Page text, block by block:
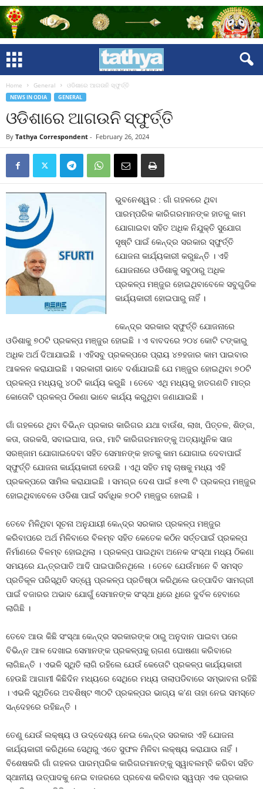
Home General ଓଡିଶାରେ ଆଗଉନି ସ୍ଫୁର୍ତ୍ତି
NEWS IN ODIA GENERAL
ଓଡିଶାରେ ଆଗଉନି ସ୍ଫୁର୍ତ୍ତି
By Tathya Correspondent - February 26, 2024
ଭୁବନେଶ୍ୱର : ଗାଁ ଗହଳରେ ଥିବା
ପାରମ୍ପରିକ କାରିଗରମାନଙ୍କ ହାତକୁ କାମ
ଯୋଗାଇବା ସହିତ ଅଧିକ ନିଯୁକ୍ତି ସୁଯୋଗ
ସୃଷ୍ଟି ପାଇଁ କେନ୍ଦ୍ର ସରକାର ସ୍ଫୁର୍ତ୍ତି
ଯୋଜନା କାର୍ଯ୍ୟକାରୀ କରୁଛନ୍ତି । ଏହି
ଯୋଜନାରେ ଓଡିଶାକୁ ସବୁଠାରୁ ଅଧିକ
ପ୍ରକଳ୍ପ ମଞ୍ଜୁର ହୋଇଥିବାବେଳେ ସବୁଗୁଡିକ
କାର୍ଯ୍ୟକାରୀ ହୋଇପାରୁ ନାହିଁ ।
କେନ୍ଦ୍ର ସରକାର ସ୍ଫୁର୍ତ୍ତି ଯୋଜନାରେ
ଓଡିଶାକୁ ୭୦ଟି ପ୍ରକଳ୍ପ ମଞ୍ଜୁର ହୋଇଛି । ଏ ବାବଦରେ ୨୦୪ କୋଟି ଟଙ୍କାରୁ
ଅଧିକ ଅର୍ଥ ଦିଆଯାଇଛି । ଏହିସବୁ ପ୍ରକଳ୍ପରେ ପ୍ରାୟ ୪୭ହଜାର କାମ ପାଇବାର
ଆକଳନ କରାଯାଇଛି । ସରକାରୀ ଭାବେ ଦର୍ଶାଯାଇଛି ଯେ ମଞ୍ଜୁର ହୋଇଥିବା ୭୦ଟି
ପ୍ରକଳ୍ପ ମଧ୍ୟରୁ ୪୦ଟି କାର୍ଯ୍ୟ କରୁଛି । ତେବେ ଏଥି ମଧ୍ୟରୁ ହାତଗଣତି ମାତ୍ର
କୋତୋଟି ପ୍ରକଳ୍ପ ଠିକଣା ଭାବେ କାର୍ଯ୍ୟ କରୁଥିବା ଜଣାଯାଇଛି ।
ଗାଁ ଗହଳରେ ଥିବା ବିଭିନ୍ନ ପ୍ରକାର କାରିଗର ଯଥା ବାଉଁଶ, ଲାଖ, ପିତ୍ତଳ, ଶିଙ୍ଗ,
କତା, ତାରକସି, ସବାଇଘାସ, ଜଉ, ମାଟି କାରିଗରମାନଙ୍କୁ ଅତ୍ୟାଧୁନିକ ସାଜ
ସରଞ୍ଜାମ ଯୋଗାଇଦେବା ସହିତ ସେମାନଙ୍କ ହାତକୁ କାମ ଯୋଗାଇ ଦେବାପାଇଁ
ସ୍ଫୁର୍ତ୍ତି ଯୋଜନା କାର୍ଯ୍ୟକାରୀ ହେଉଛି । ଏଥି ସହିତ ମହୁ ଚାଷକୁ ମଧ୍ୟ ଏହି
ପ୍ରକଳ୍ପରେ ସାମିଲ କରାଯାଇଛି । ସମଗ୍ର ଦେଶ ପାଇଁ ୫୧୩ ଟି ପ୍ରକଳ୍ପ ମଞ୍ଜୁର
ହୋଇଥିବାବେଳେ ଓଡିଶା ପାଇଁ ସର୍ବାଧିକ ୭୦ଟି ମଞ୍ଜୁର ହୋଇଛି ।
ତେବେ ମିଳିଥିବା ସୂଚନା ଅନୁଯାୟୀ କେନ୍ଦ୍ର ସରକାର ପ୍ରକଳ୍ପ ମଞ୍ଜୁର
କରିବାପରେ ଅର୍ଥ ମିଳିବାରେ ବିଳମ୍ବ ସହିତ କେତେକ କଠିନ ସର୍ତ୍ତପାଇଁ ପ୍ରକଳ୍ପ
ନିର୍ମାଣରେ ବିଳମ୍ବ ହୋଇଥିଲା । ପ୍ରକଳ୍ପ ପାଇଥିବା ଅନେକ ସଂସ୍ଥା ମଧ୍ୟ ଠିକଣା
ସମୟରେ ଯନ୍ତ୍ରପାତି ଆଦି ପାଇପାରିନଥିଲେ । ତେବେ ଯେଉଁମାନେ ବି ସମସ୍ତ
ପ୍ରତିକୂଳ ପରିସ୍ଥିତି ସତ୍ୱେ ପ୍ରକଳ୍ପ ପ୍ରତିଷ୍ଠା କରିଥିଲେ ଉତ୍ପାଦିତ ସାମଗ୍ରୀ
ପାଇଁ ବଜାରର ଅଭାବ ଯୋଗୁଁ ସେମାନଙ୍କ ସଂସ୍ଥା ଧିରେ ଧିରେ ଦୁର୍ବଳ ହେବାରେ
ଲାଗିଛି ।
ତେବେ ଆଉ କିଛି ସଂସ୍ଥା କେନ୍ଦ୍ର ସରକାରଙ୍କ ଠାରୁ ଅନୁଦାନ ପାଇବା ପରେ
ବିଭିନ୍ନ ଆଳ ଦେଖାଇ ସେମାନଙ୍କ ପ୍ରକଳ୍ପକୁ ଋଗଣ ଘୋଷଣା କରିବାରେ
ଲାଗିଛନ୍ତି । ଏଭଳି ସ୍ଥିତି ଲାଗି ରହିଲେ ଯେଉଁ କେତୋଟି ପ୍ରକଳ୍ପ କାର୍ଯ୍ୟକାରୀ
ହେଉଛି ଆଗାମୀ କିଛିଦିନ ମଧ୍ୟରେ ସେଥିରେ ମଧ୍ୟ ତାଲାପଡିବାରେ ସମ୍ଭାବନା ରହିଛି
। ଏଭଳି ସ୍ଥିତିରେ ଅବଶିଷ୍ଟ ୩୦ଟି ପ୍ରକଳ୍ପର ଭାଗ୍ୟ କ’ଣ ତାହା ନେଇ ସମସ୍ତେ
ସନ୍ଦେହରେ ରହିଛନ୍ତି ।
ତେଣୁ ଯେଉଁ ଲକ୍ଷ୍ୟ ଓ ଉଦ୍ଦେଶ୍ୟ ନେଇ କେନ୍ଦ୍ର ସରକାର ଏହି ଯୋଜନା
କାର୍ଯ୍ୟକାରୀ କରିଥିଲେ ସେଥିରୁ ଏତେ ସୁଫଳ ମିଳିବା ଲକ୍ଷ୍ୟ କରାଯାଉ ନାହିଁ ।
ବିଶେଷକରି ଗାଁ ଗହଳର ପାରମ୍ପରିକ କାରିଗରମାନଙ୍କୁ ସ୍ୱାବଲମ୍ବି କରିବା ସହିତ
ସ୍ଥାନୀୟ ଉତ୍ପାଦକୁ ନେଇ ବାଜରରେ ପ୍ରବେଶ କରିବାର ସ୍ୱପ୍ନ ଏକ ପ୍ରକାର